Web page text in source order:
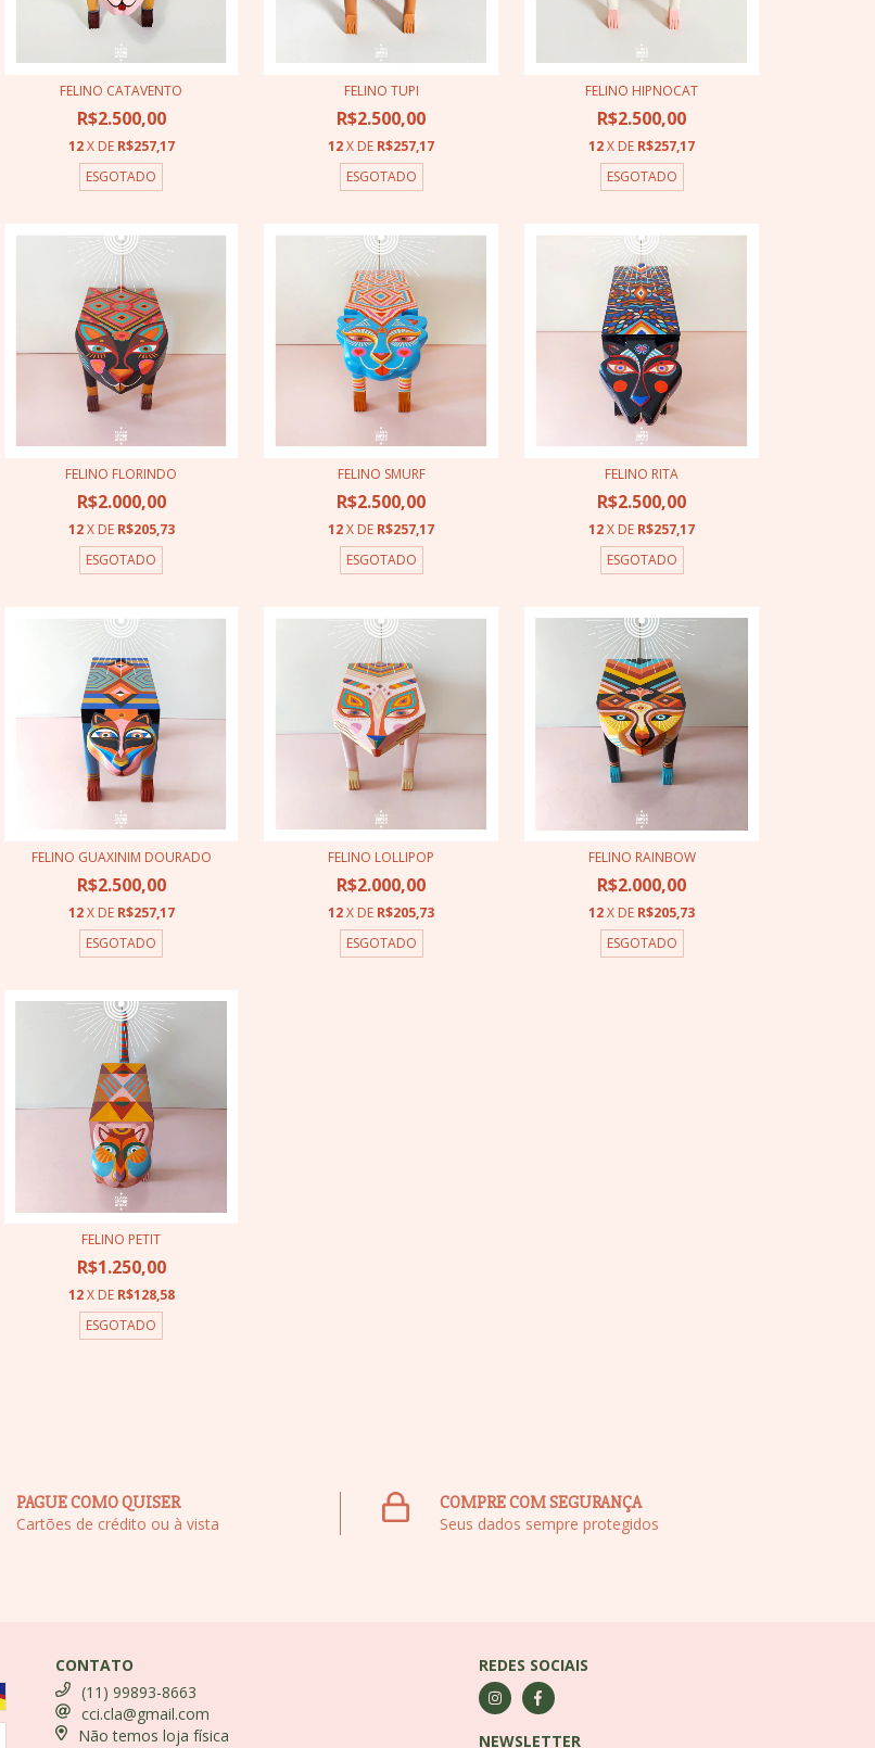
FELINO CATAVENTO
R$2.500,00
12 X DE R$257,17
ESGOTADO
FELINO TUPI
R$2.500,00
12X DE R$257,17
ESGOTADO
FELINO HIPNOCAT
R$2.500,00
12X DE R$257,17
ESGOTADO
FELINO FLORINDO
R$2.000,00
12 X DE R$205,73
ESGOTADO
FELINO SMURF
R$2.500,00
12X DE R$257,17
ESGOTADO
FELINO RITA
R$2.500,00
12X DE R$257,17
ESGOTADO
FELINO GUAXINIM DOURADO
R$2.500,00
12 X DE R$257,17
ESGOTADO
FELINO LOLLIPOP
R$2.000,00
12X DE R$205,73
ESGOTADO
FELINO RAINBOW
R$2.000,00
12X DE R$205,73
ESGOTADO
FELINO PETIT
R$1.250,00
12 X DE R$128,58
ESGOTADO
PAGUE COMO QUISER
Cartões de crédito ou à vista
COMPRE COM SEGURANÇA
Seus dados sempre protegidos
CONTATO
(11) 99893-8663
cci.cla@gmail.com
Não temos loja física
REDES SOCIAIS
NEWSLETTER